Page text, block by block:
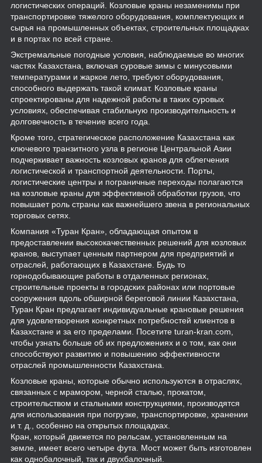
логистических операций. Козловые краны незаменимы при
транспортировке тяжелого оборудования, комплектующих и
сырья на промышленных объектах, строительных площадках
и в портах по всей стране.
Экстремальные погодные условия, наблюдаемые во многих
частях Казахстана, включая суровые зимы с минусовыми
температурами и жаркое лето, требуют оборудования,
способного выдержать такой климат. Козловые краны
спроектированы для надежной работы в таких суровых
условиях, обеспечивая стабильную производительность и
долговечность в течение всего года.
Кроме того, стратегическое расположение Казахстана как
ключевого транзитного узла в регионе Центральной Азии
подчеркивает важность козловых кранов для облегчения
логистической и транспортной деятельности. Порты,
логистические центры и пограничные переходы полагаются
на козловые краны для эффективной обработки грузов, что
повышает роль страны как важнейшего звена в региональных
торговых сетях.
Компания «Туран Кран», обладающая опытом в
предоставлении высококачественных решений для козловых
кранов, выступает ценным партнером для предприятий и
отраслей, работающих в Казахстане. Будь то
горнодобывающие работы в отдаленных регионах,
строительные проекты в городских районах или портовые
сооружения вдоль обширной береговой линии Казахстана,
Туран Кран предлагает индивидуальные крановые решения
для удовлетворения конкретных потребностей клиентов в
Казахстане и за его пределами. Посетите turan-kran.com,
чтобы узнать больше об их предложениях и о том, как они
способствуют развитию и повышению эффективности
отраслей промышленности Казахстана.
Козловые краны, которые обычно используются в отраслях,
связанных с мрамором, черной сталью, прокатом,
строительством и стальными конструкциями, производятся
для использования при погрузке, транспортировке, хранении
и т. д., особенно на открытых площадках.
Кран, который движется по рельсам, установленным на
земле, имеет всего четыре фута. Мост может быть изготовлен
как однобалочный, так и двухбалочный.